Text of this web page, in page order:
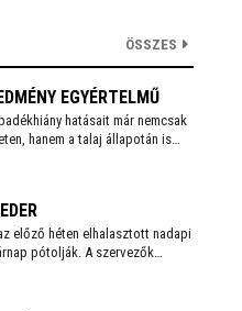
ÖSSZES
EGYÉRTELMŰ
hatásait már nemcsak
hanem a talaj állapotán is
A Városgondnokság
hogy pontos képet kapjanak a
előző héten elhalasztott nadapi
pótolják. A szervezők
mindenkit, aki szívesen